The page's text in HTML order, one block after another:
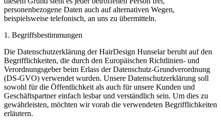
personenbezogene Daten auch auf alternativen Wegen,
beispielsweise telefonisch, an uns zu übermitteln.
1. Begriffsbestimmungen
Die Datenschutzerklärung der HairDesign Hunselar beruht auf den
Begrifflichkeiten, die durch den Europäischen Richtlinien- und
Verordnungsgeber beim Erlass der Datenschutz-Grundverordnung
(DS-GVO) verwendet wurden. Unsere Datenschutzerklärung soll
sowohl für die Öffentlichkeit als auch für unsere Kunden und
Geschäftspartner einfach lesbar und verständlich sein. Um dies zu
gewährleisten, möchten wir vorab die verwendeten Begrifflichkeiten
erläutern.